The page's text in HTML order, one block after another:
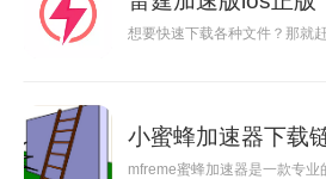
想要快速下载各种文件？那就
小蜜蜂加速器下载
mfreme蜜蜂加速器是一款专